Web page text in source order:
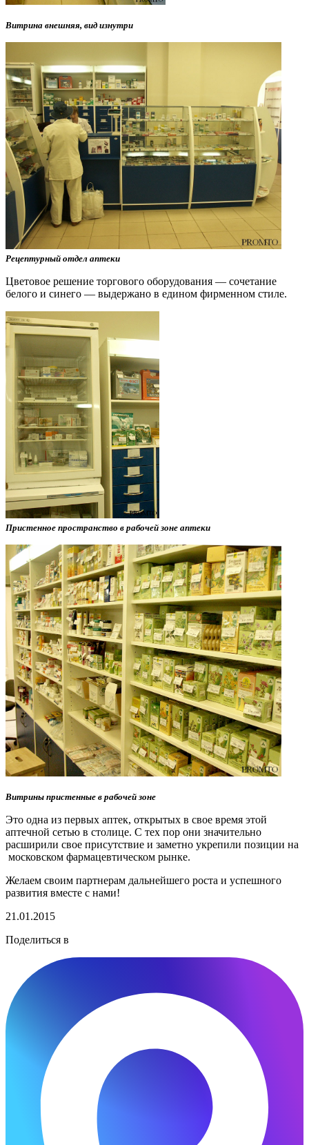
Витрина внешняя, вид изнутри
Рецептурный отдел аптеки
Цветовое решение торгового оборудования — сочетание
белого и синего — выдержано в едином фирменном стиле.
Пристенное пространство в рабочей зоне аптеки
Витрины пристенные в рабочей зоне
Это одна из первых аптек, открытых в свое время этой
аптечной сетью в столице. С тех пор они значительно
расширили свое присутствие и заметно укрепили позиции на
московском фармацевтическом рынке.
Желаем своим партнерам дальнейшего роста и успешного
развития вместе с нами!
21.01.2015
Поделиться в